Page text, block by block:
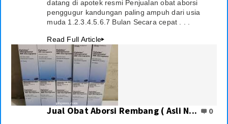
datang di apotek resmi Penjualan obat aborsi
penggugur kandungan paling ampuh dari usia
muda 1.2.3.4.5.6.7 Bulan Secara cepat . . .
Read Full Article▸
Jual Obat Aborsi Rembang ( Asli N... 0